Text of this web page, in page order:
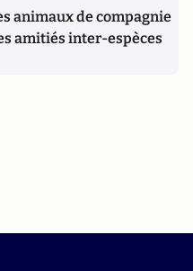
animaux de compagnie
amitiés inter-espèces